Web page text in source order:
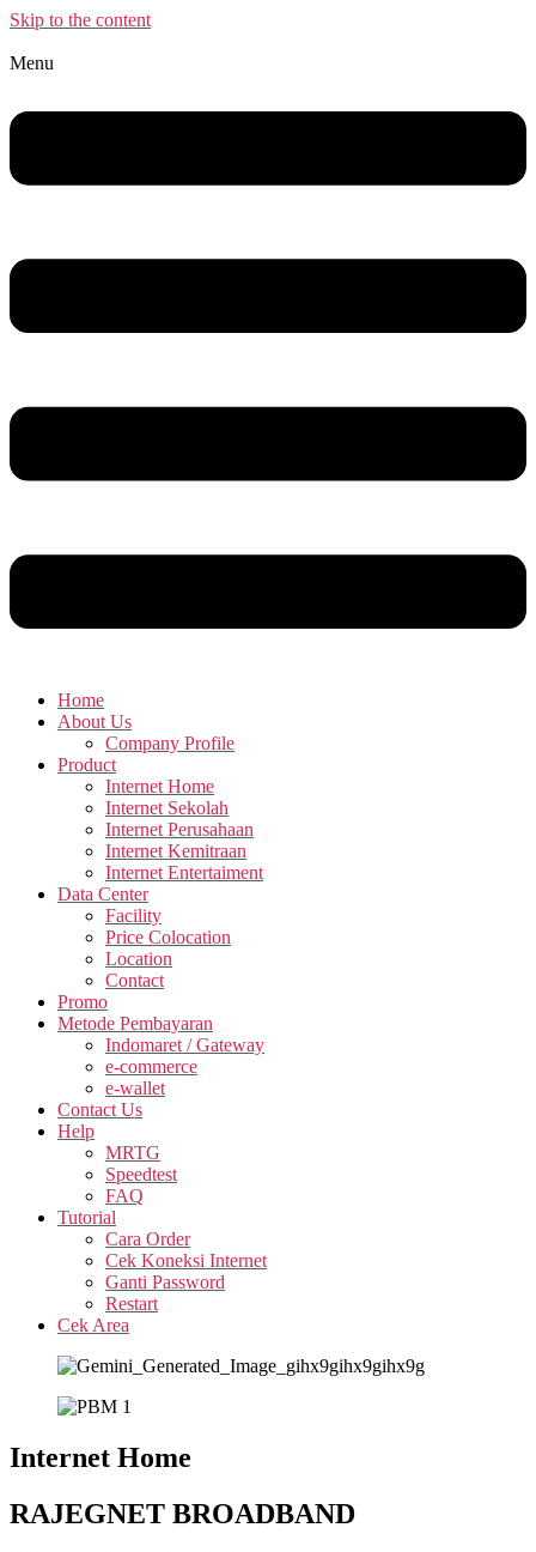
Skip to the content
Menu
Home
About Us
Company Profile
Product
Internet Home
Internet Sekolah
Internet Perusahaan
Internet Kemitraan
Internet Entertaiment
Data Center
Facility
Price Colocation
Location
Contact
Promo
Metode Pembayaran
Indomaret / Gateway
e-commerce
e-wallet
Contact Us
Help
MRTG
Speedtest
FAQ
Tutorial
Cara Order
Cek Koneksi Internet
Ganti Password
Restart
Cek Area
Internet Home
RAJEGNET BROADBAND